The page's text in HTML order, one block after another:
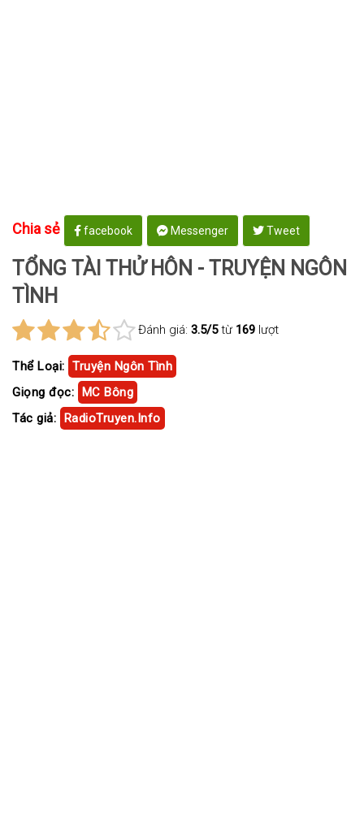
Chia sẻ facebook Messenger Tweet
TỔNG TÀI THỬ HÔN - TRUYỆN NGÔN
TÌNH
Đánh giá: 3.5/5từ 169 lượt
Thể Loại: Truyện Ngôn Tình
Giọng đọc: MC Bông
Tác giả: RadioTruyen.Info